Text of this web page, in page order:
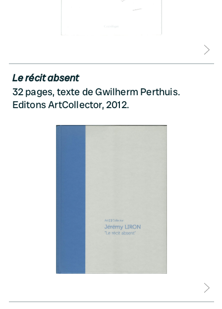
Le récit absent
32 pages, texte de Gwilherm Perthuis.
Editons ArtCollector, 2012.